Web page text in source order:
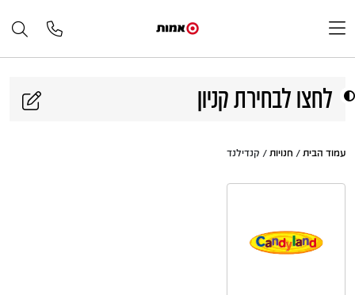
לחצו לבחירת קניון
עמוד הבית / חנויות / קנדילנד